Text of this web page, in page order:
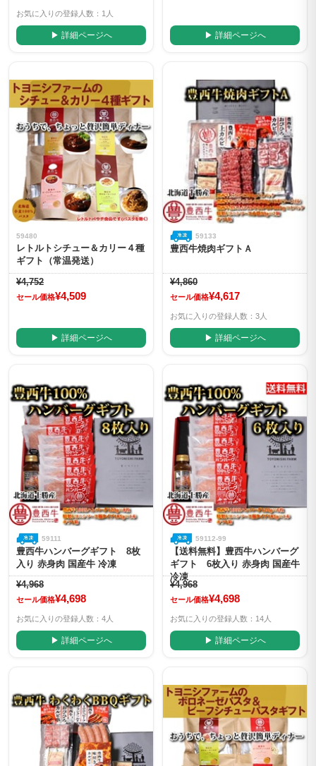
お気に入りの登録人数：1人
▶ 詳細ページへ ▶ 詳細ページへ
59480
レトルトシチュー＆カリー４種
ギフト（常温発送）
¥4,752
セール価格¥4,509
▶ 詳細ページへ
59133
豊西牛焼肉ギフトＡ
¥4,860
セール価格¥4,617
お気に入りの登録人数：3人
▶ 詳細ページへ
59111
豊西牛ハンバーグギフト 8枚
入り 赤身肉 国産牛 冷凍
¥4,968
セール価格¥4,698
お気に入りの登録人数：4人
▶ 詳細ページへ
59112-99
【送料無料】豊西牛ハンバーグ
ギフト 6枚入り 赤身肉 国産牛
冷凍
¥4,968
セール価格¥4,698
お気に入りの登録人数：14人
▶ 詳細ページへ